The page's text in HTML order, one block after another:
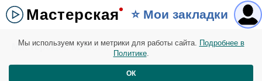
Мастерская ⭐️ Мои закладки
Мастерская. 01 июня
3 декоративные идеи со
Мы используем куки и метрики для работы сайта. Подробнее в
Политике.
ОК